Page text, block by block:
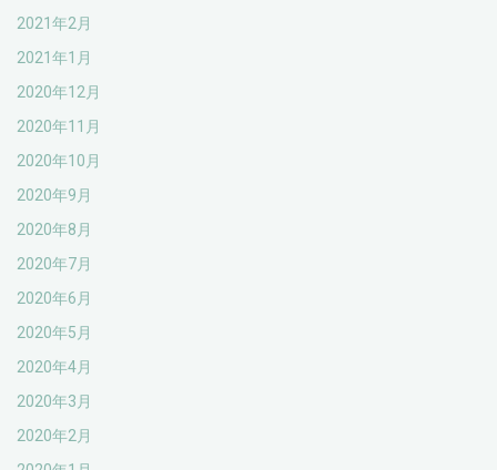
2021年2月
2021年1月
2020年12月
2020年11月
2020年10月
2020年9月
2020年8月
2020年7月
2020年6月
2020年5月
2020年4月
2020年3月
2020年2月